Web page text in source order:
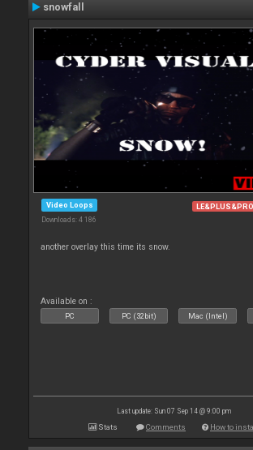
snowfall
Video Loops
Downloads: 4 186
LE&PLUS&PRO
another overlay this time its snow.
Available on :
PC PC (32bit) Mac (Intel)
Last update: Sun 07 Sep 14 @ 9:00 pm
Stats Comments How to